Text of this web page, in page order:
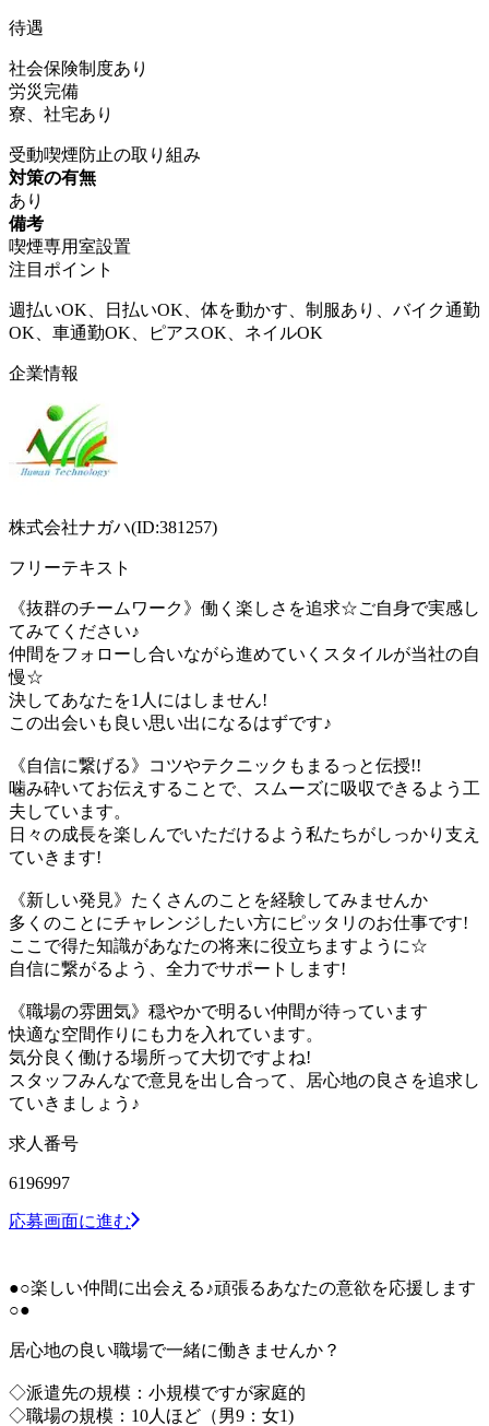
待遇
社会保険制度あり
労災完備
寮、社宅あり
受動喫煙防止の取り組み
対策の有無
あり
備考
喫煙専用室設置
注目ポイント
週払いOK、日払いOK、体を動かす、制服あり、バイク通勤
OK、車通勤OK、ピアスOK、ネイルOK
企業情報
株式会社ナガハ(ID:381257)
フリーテキスト
《抜群のチームワーク》働く楽しさを追求☆ご自身で実感し
てみてください♪
仲間をフォローし合いながら進めていくスタイルが当社の自
慢☆
決してあなたを1人にはしません!
この出会いも良い思い出になるはずです♪
《自信に繋げる》コツやテクニックもまるっと伝授!!
噛み砕いてお伝えすることで、スムーズに吸収できるよう工
夫しています。
日々の成長を楽しんでいただけるよう私たちがしっかり支え
ていきます!
《新しい発見》たくさんのことを経験してみませんか
多くのことにチャレンジしたい方にピッタリのお仕事です!
ここで得た知識があなたの将来に役立ちますように☆
自信に繋がるよう、全力でサポートします!
《職場の雰囲気》穏やかで明るい仲間が待っています
快適な空間作りにも力を入れています。
気分良く働ける場所って大切ですよね!
スタッフみんなで意見を出し合って、居心地の良さを追求し
ていきましょう♪
求人番号
6196997
応募画面に進む
●○楽しい仲間に出会える♪頑張るあなたの意欲を応援します
○●
居心地の良い職場で一緒に働きませんか？
◇派遣先の規模：小規模ですが家庭的
◇職場の規模：10人ほど（男9：女1)